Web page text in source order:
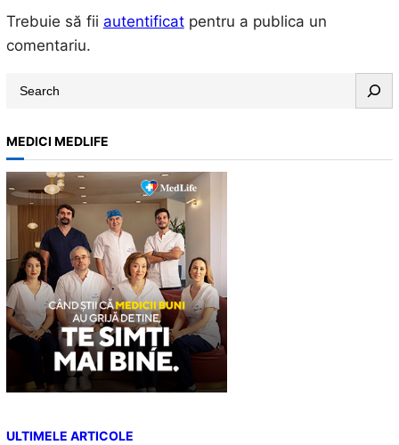
Trebuie să fii autentificatpentru a publica un
comentariu.
a
r
c
h
MEDICI MEDLIFE
ULTIMELE ARTICOLE